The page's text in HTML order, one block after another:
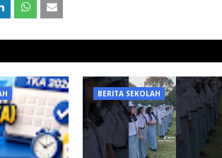
BERITA SEKOLAH